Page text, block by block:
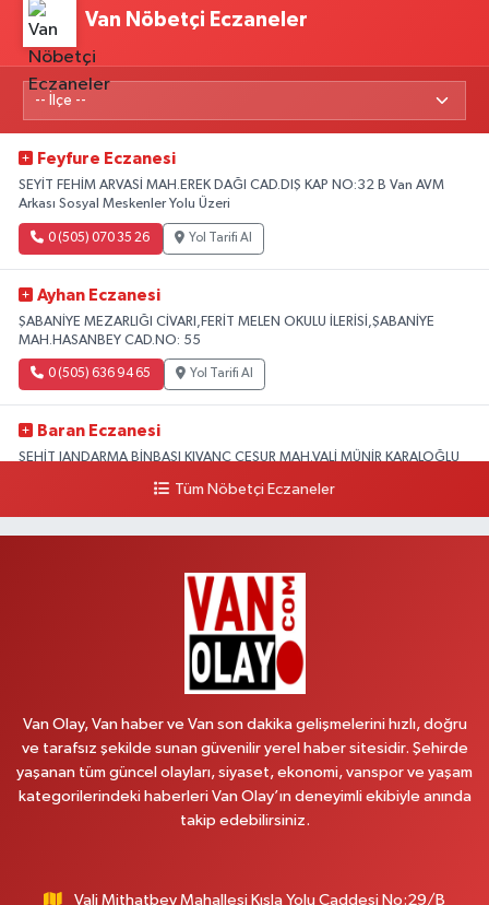
Van Nöbetçi Eczaneler
Feyfure Eczanesi
SEYİT FEHİM ARVASİ MAH.EREK DAĞI CAD.DIŞ KAP NO:32 B Van AVM
Arkası Sosyal Meskenler Yolu Üzeri
0 (505) 070 35 26 Yol Tarifi Al
Ayhan Eczanesi
ŞABANİYE MEZARLIĞI CİVARI,FERİT MELEN OKULU İLERİSİ,ŞABANİYE
MAH.HASANBEY CAD.NO: 55
0 (505) 636 94 65 Yol Tarifi Al
Baran Eczanesi
ŞEHİT JANDARMA BİNBAŞI KIVANÇ CESUR MAH.VALİ MÜNİR KARALOĞLU
VANYOLU MAH.KARAYUSUF BEY BULVARI NO:99-B DİŞ HASTANESİ
Yol Tarifi Al
CUMHURİYET MAH.KONAK SK.NO:6
0 (530) 442 24 65 Yol Tarifi Al
Tüm Nöbetçi Eczaneler
Van Olay, Van haber ve Van son dakika gelişmelerini hızlı, doğru
ve tarafsız şekilde sunan güvenilir yerel haber sitesidir. Şehirde
yaşanan tüm güncel olayları, siyaset, ekonomi, vanspor ve yaşam
kategorilerindeki haberleri Van Olay’ın deneyimli ekibiyle anında
takip edebilirsiniz.
Vali Mithatbey Mahallesi Kışla Yolu Caddesi No:29/B